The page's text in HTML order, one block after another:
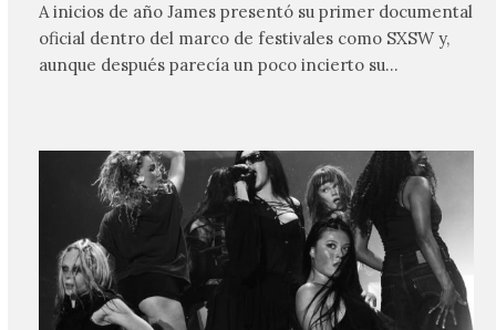
A inicios de año James presentó su primer documental
oficial dentro del marco de festivales como SXSW y,
aunque después parecía un poco incierto su…